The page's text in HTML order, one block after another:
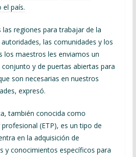
país.
regiones para trabajar de la
las comunidades y los
los maestros les enviamos un
y de puertas abiertas para
son necesarias en nuestros
expresó.
también conocida como
(ETP), es un tipo de
en la adquisición de
y conocimientos específicos para